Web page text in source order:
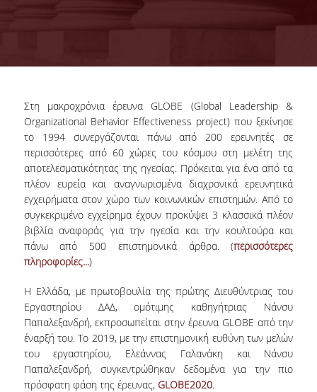
ΥΠΟΨΗΦΙΟΙ ΔΙΔΑΚΤΟΡΕΣ
ΔΡΑΣΤΗΡΙΟΤΗΤΕΣ
ΕΡΕΥΝΑ
ΕΚΠΑΙΔΕΥΣΗ
ΣΥΜΒΟΥΛΕΥΤΙΚΗ
ΣΥΝΕΡΓΑΣΙΕΣ
ΝΕΑ
Στη μακροχρόνια έρευνα GLOBE (Global Leadership &
Organizational Behavior Effectiveness project) που ξεκίνησε
το 1994 συνεργάζονται πάνω από 200 ερευνητές σε
περισσότερες από 60 χώρες του κόσμου στη μελέτη της
αποτελεσματικότητας της ηγεσίας. Πρόκειται για ένα από τα
πλέον ευρεία και αναγνωρισμένα διαχρονικά ερευνητικά
εγχειρήματα στον χώρο των κοινωνικών επιστημών. Από το
συγκεκριμένο εγχείρημα έχουν προκύψει 3 κλασσικά πλέον
βιβλία αναφοράς για την ηγεσία και την κουλτούρα και
πάνω από 500 επιστημονικά άρθρα. (περισσότερες
πληροφορίες...)
Η Ελλάδα, με πρωτοβουλία της πρώτης Διευθύντριας του
Εργαστηρίου ΔΑΔ, ομότιμης καθηγήτριας Νάνσυ
Παπαλεξανδρή, εκπροσωπείται στην έρευνα GLOBE από την
έναρξή του. Το 2019, με την επιστημονική ευθύνη των μελών
του εργαστηρίου, Ελεάννας Γαλανάκη και Νάνσυ
Παπαλεξανδρή, συγκεντρώθηκαν δεδομένα για την πιο
πρόσφατη φάση της έρευνας, GLOBE2020.